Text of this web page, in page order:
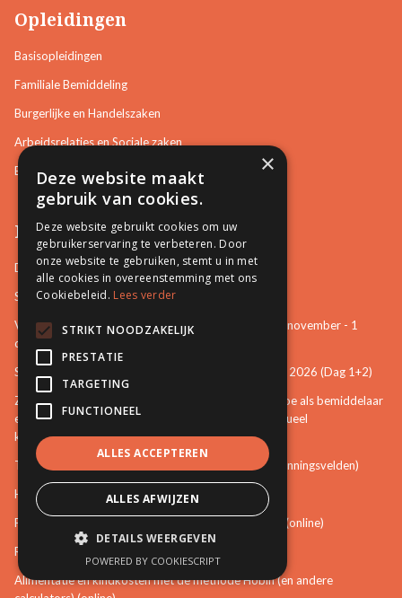
Opleidingen
Basisopleidingen
Familiale Bemiddeling
Burgerlijke en Handelszaken
Arbeidsrelaties en Sociale zaken
Bemiddeling in Bestuurszaken
Permanente vorming
De startbasis als erkend bemiddelaar (online)
Starten als bemiddelaar na mijn opleiding
Vertrouwenspersoon van de stem van het kind - 30-november - 1
december 2026 (Dag 3+4)
Stem van het kind en mattenspel - 18+19 november 2026 (Dag 1+2)
Zien, weten, handelen: een eerste verkenning over hoe als bemiddelaar
een bijdrage te leveren aan het voorkomen van seksueel
kindermisbruik (online)
The Art of Mediation Leadership (Leiderschap in spanningsvelden)
Het zelfvertrouwen van de bemiddelaar (online)
Politiek in balans - Bemiddelen in de politieke arena (online)
Rechtsbijstand en bemiddelen (online)
Alimentatie en kindkosten met de methode Hobin (en andere
×
Deze website maakt
gebruik van cookies.
Deze website gebruikt cookies om uw
gebruikerservaring te verbeteren. Door
onze website te gebruiken, stemt u in met
alle cookies in overeenstemming met ons
Cookiebeleid. Lees verder
STRIKT NOODZAKELIJK
PRESTATIE
TARGETING
FUNCTIONEEL
ALLES ACCEPTEREN
ALLES AFWIJZEN
DETAILS WEERGEVEN
POWERED BY COOKIESCRIPT